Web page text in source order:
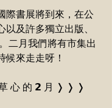
際書展將到來，在公
及許多獨立出版、
二月我們將有市集出
候來走走呀！
心 的 𝟮 月 ❭ ❭ ❭